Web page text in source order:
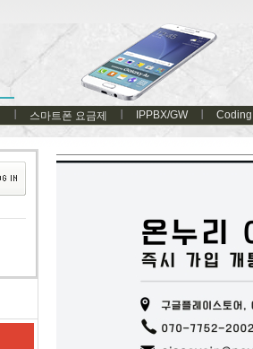
스마트폰 요금제 IPPBX/GW Coding